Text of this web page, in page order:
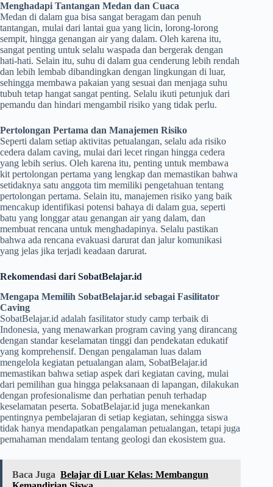
Menghadapi Tantangan Medan dan Cuaca
Medan di dalam gua bisa sangat beragam dan penuh
tantangan, mulai dari lantai gua yang licin, lorong-lorong
sempit, hingga genangan air yang dalam. Oleh karena itu,
sangat penting untuk selalu waspada dan bergerak dengan
hati-hati. Selain itu, suhu di dalam gua cenderung lebih rendah
dan lebih lembab dibandingkan dengan lingkungan di luar,
sehingga membawa pakaian yang sesuai dan menjaga suhu
tubuh tetap hangat sangat penting. Selalu ikuti petunjuk dari
pemandu dan hindari mengambil risiko yang tidak perlu.
Pertolongan Pertama dan Manajemen Risiko
Seperti dalam setiap aktivitas petualangan, selalu ada risiko
cedera dalam caving, mulai dari lecet ringan hingga cedera
yang lebih serius. Oleh karena itu, penting untuk membawa
kit pertolongan pertama yang lengkap dan memastikan bahwa
setidaknya satu anggota tim memiliki pengetahuan tentang
pertolongan pertama. Selain itu, manajemen risiko yang baik
mencakup identifikasi potensi bahaya di dalam gua, seperti
batu yang longgar atau genangan air yang dalam, dan
membuat rencana untuk menghadapinya. Selalu pastikan
bahwa ada rencana evakuasi darurat dan jalur komunikasi
yang jelas jika terjadi keadaan darurat.
Rekomendasi dari SobatBelajar.id
Mengapa Memilih SobatBelajar.id sebagai Fasilitator
Caving
SobatBelajar.id adalah fasilitator study camp terbaik di
Indonesia, yang menawarkan program caving yang dirancang
dengan standar keselamatan tinggi dan pendekatan edukatif
yang komprehensif. Dengan pengalaman luas dalam
mengelola kegiatan petualangan alam, SobatBelajar.id
memastikan bahwa setiap aspek dari kegiatan caving, mulai
dari pemilihan gua hingga pelaksanaan di lapangan, dilakukan
dengan profesionalisme dan perhatian penuh terhadap
keselamatan peserta. SobatBelajar.id juga menekankan
pentingnya pembelajaran di setiap kegiatan, sehingga siswa
tidak hanya mendapatkan pengalaman petualangan, tetapi juga
pemahaman mendalam tentang geologi dan ekosistem gua.
Baca Juga Belajar di Luar Kelas: Membangun